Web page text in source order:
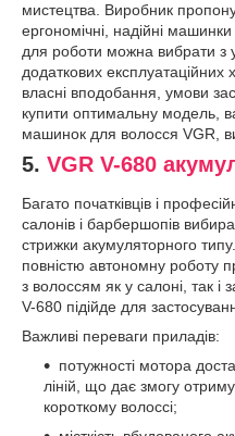
мистецтва. Виробник
ергономічні, надійні
для роботи можна вибрати з
додаткових експлуатаційних
власні вподобання, умови
купити оптимальну модель,
машинок для волосся VGR,
5. VGR V-680
Багато початківців і
салонів і барбершопів
стрижки акумуляторного
повністю автономну роботу
з волоссям як у салоні, так
V-680 підійде для
Важливі переваги приладів:
потужності мотора
ліній, що дає змогу
короткому волоссі;